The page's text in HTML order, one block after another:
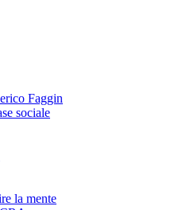
Faggin
sociale
la mente